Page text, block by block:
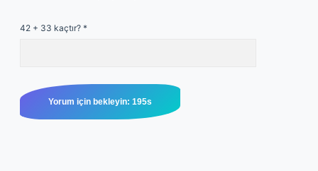
42 + 33 kaçtır? *